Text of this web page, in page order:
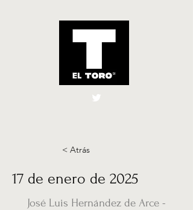
El Toro España
< Atrás
17 de enero de 2025
José Luis Hernández de Arce -